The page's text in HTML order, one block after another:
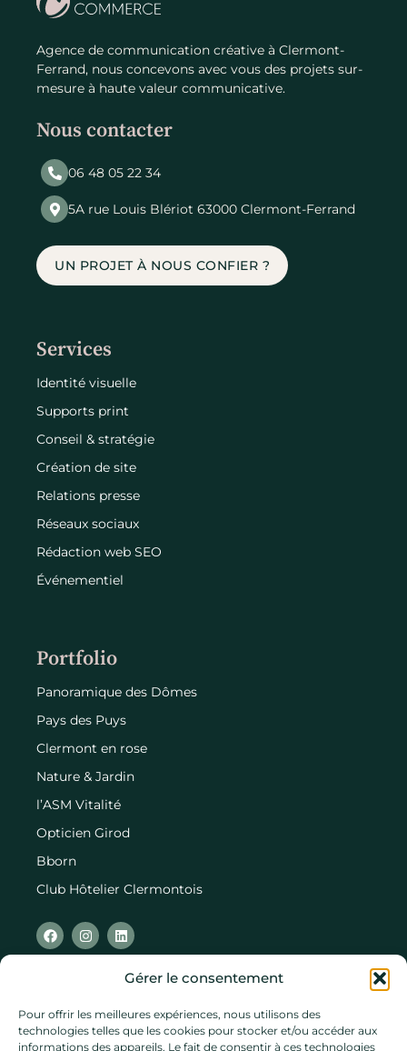
Gérer le consentement
Pour offrir les meilleures expériences, nous utilisons des
technologies telles que les cookies pour stocker et/ou accéder aux
informations des appareils. Le fait de consentir à ces technologies
Agence de communication créative à Clermont-
Ferrand, nous concevons avec vous des projets sur-
mesure à haute valeur communicative.
Nous contacter
06 48 05 22 34
5A rue Louis Blériot 63000 Clermont-Ferrand
UN PROJET À NOUS CONFIER ?
Services
Identité visuelle
Supports print
Conseil & stratégie
Création de site
Relations presse
Réseaux sociaux
Rédaction web SEO
Événementiel
Portfolio
Panoramique des Dômes
Pays des Puys
Clermont en rose
Nature & Jardin
l’ASM Vitalité
Opticien Girod
Bborn
Club Hôtelier Clermontois
PS : vous avez scrollé jusquʼici ? Pour vous remercier de
votre intérêt, découvrez notre playlistspotify (presque)